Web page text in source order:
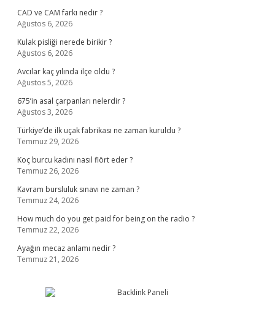
CAD ve CAM farkı nedir ?
Ağustos 6, 2026
Kulak pisliği nerede birikir ?
Ağustos 6, 2026
Avcılar kaç yılında ilçe oldu ?
Ağustos 5, 2026
675’in asal çarpanları nelerdir ?
Ağustos 3, 2026
Türkiye’de ilk uçak fabrikası ne zaman kuruldu ?
Temmuz 29, 2026
Koç burcu kadını nasıl flört eder ?
Temmuz 26, 2026
Kavram bursluluk sınavı ne zaman ?
Temmuz 24, 2026
How much do you get paid for being on the radio ?
Temmuz 22, 2026
Ayağın mecaz anlamı nedir ?
Temmuz 21, 2026